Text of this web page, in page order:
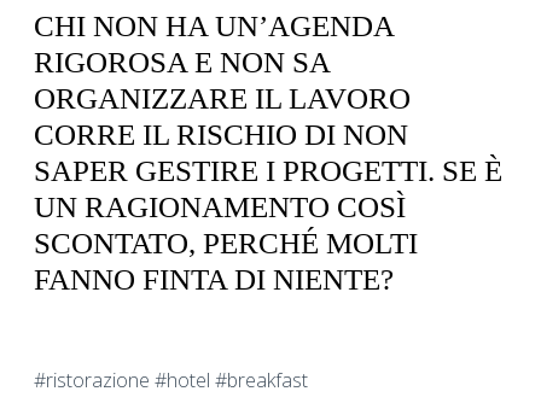
CHI NON HA UN’AGENDA
RIGOROSA E NON SA
ORGANIZZARE IL LAVORO
CORRE IL RISCHIO DI NON
SAPER GESTIRE I PROGETTI. SE È
UN RAGIONAMENTO COSÌ
SCONTATO, PERCHÉ MOLTI
FANNO FINTA DI NIENTE?
#ristorazione #hotel #breakfast